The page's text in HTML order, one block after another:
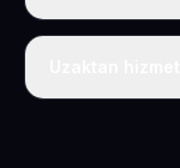
Tek fiyat: yılda